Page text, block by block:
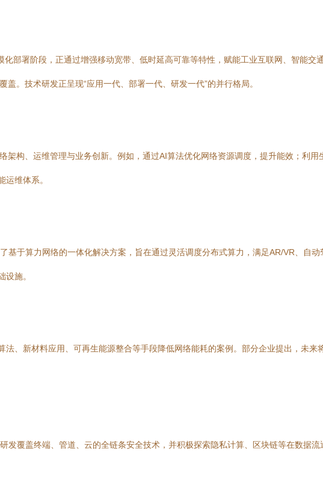
部署阶段，正通过增强移动宽带、低时延高可靠等特性，赋能工业互联网、智能交
。技术研发正呈现“应用一代、部署一代、研发一代”的并行格局。
架构、运维管理与业务创新。例如，通过AI算法优化网络资源调度，提升能效；利用
维体系。
基于算力网络的一体化解决方案，旨在通过灵活调度分布式算力，满足AR/VR、自
施。
、新材料应用、可再生能源整合等手段降低网络能耗的案例。部分企业提出，未来
覆盖终端、管道、云的全链条安全技术，并积极探索隐私计算、区块链等在数据流